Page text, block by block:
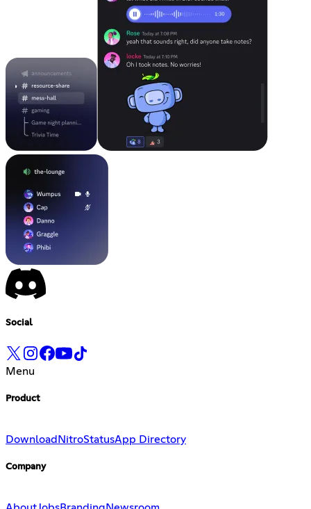
Social
Menu
Product
Download NitroStatusApp Directory
Company